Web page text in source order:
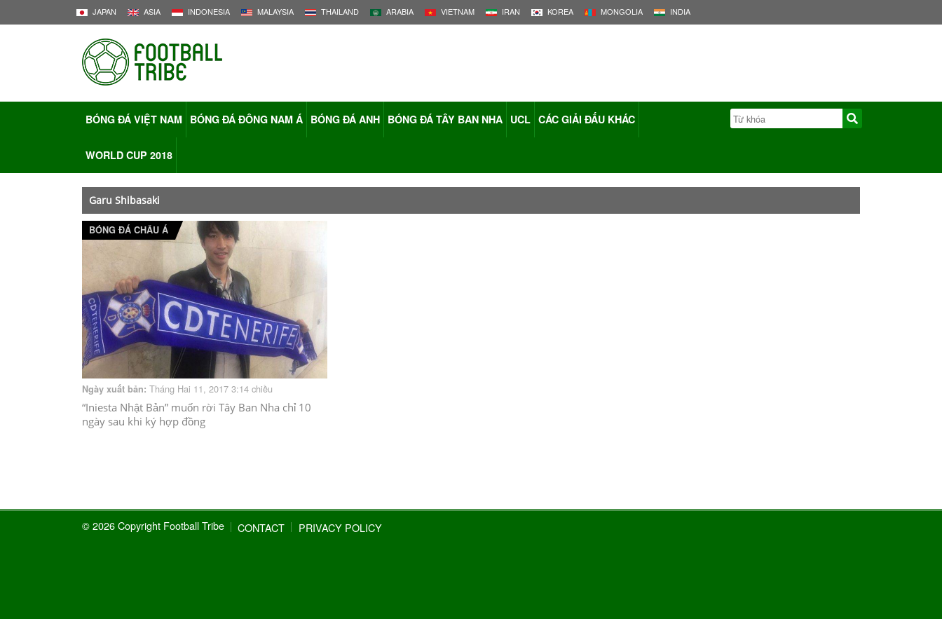
JAPAN ASIA INDONESIA MALAYSIA THAILAND ARABIA VIETNAM IRAN KOREA MONGOLIA INDIA
BÓNG ĐÁ VIỆT NAM BÓNG ĐÁ ĐÔNG NAM Á BÓNG ĐÁ ANH BÓNG ĐÁ TÂY BAN NHA UCL CÁC GIẢI ĐẤU KHÁC
WORLD CUP 2018
Garu Shibasaki
BÓNG ĐÁ CHÂU Á
Ngày xuất bản: Tháng Hai 11, 2017 3:14 chiều
“Iniesta Nhật Bản” muốn rời Tây Ban Nha chỉ 10
ngày sau khi ký hợp đồng
© 2026 Copyright Football Tribe CONTACT PRIVACY POLICY